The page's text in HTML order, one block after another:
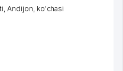
,Andijon, ko'chasi